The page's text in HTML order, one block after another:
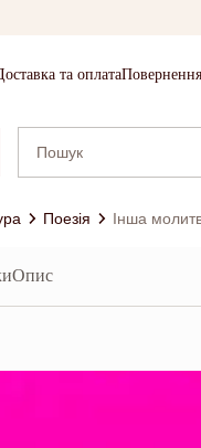
та оплата
Поезія Інша
Опис